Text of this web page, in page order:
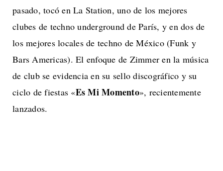
pasado, tocó en La Station, uno de los mejores
clubes de techno underground de París, y en dos de
los mejores locales de techno de México (Funk y
Bars Americas). El enfoque de Zimmer en la música
de club se evidencia en su sello discográfico y su
ciclo de fiestas «Es Mi Momento», recientemente
lanzados.